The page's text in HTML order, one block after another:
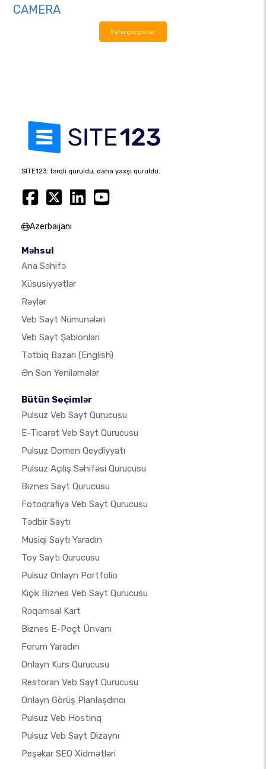
CAMERA
Daha çox göstər
SITE123: fərqli quruldu, daha yaxşı quruldu.
Azerbaijani
Məhsul
Ana Səhifə
Xüsusiyyətlər
Rəylər
Veb Sayt Nümunələri
Veb Sayt Şablonları
Tətbiq Bazarı (English)
Ən Son Yeniləmələr
Bütün Seçimlər
Pulsuz Veb Sayt Qurucusu
E-Ticarət Veb Sayt Qurucusu
Pulsuz Domen Qeydiyyatı
Pulsuz Açılış Səhifəsi Qurucusu
Biznes Sayt Qurucusu
Fotoqrafiya Veb Sayt Qurucusu
Tədbir Saytı
Musiqi Saytı Yaradın
Toy Saytı Qurucusu
Pulsuz Onlayn Portfolio
Kiçik Biznes Veb Sayt Qurucusu
Rəqəmsal Kart
Biznes E-Poçt Ünvanı
Forum Yaradın
Onlayn Kurs Qurucusu
Restoran Veb Sayt Qurucusu
Onlayn Görüş Planlaşdırıcı
Pulsuz Veb Hostinq
Pulsuz Veb Sayt Dizaynı
Peşəkar SEO Xidmətləri